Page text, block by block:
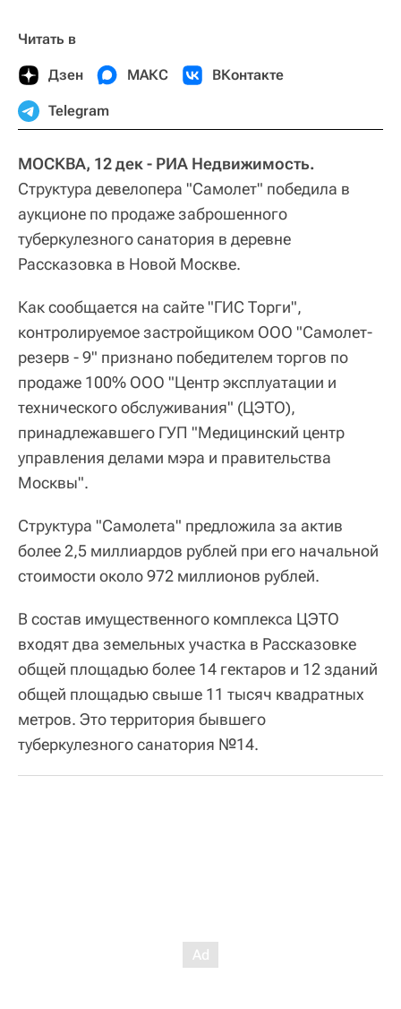
Читать в
Дзен МАКС ВКонтакте
Telegram
МОСКВА, 12 дек - РИА Недвижимость.
Структура девелопера "Самолет" победила в
аукционе по продаже заброшенного
туберкулезного санатория в деревне
Рассказовка в Новой Москве.
Как сообщается на сайте "ГИС Торги",
контролируемое застройщиком ООО "Самолет-
резерв - 9" признано победителем торгов по
продаже 100% ООО "Центр эксплуатации и
технического обслуживания" (ЦЭТО),
принадлежавшего ГУП "Медицинский центр
управления делами мэра и правительства
Москвы".
Структура "Самолета" предложила за актив
более 2,5 миллиардов рублей при его начальной
стоимости около 972 миллионов рублей.
В состав имущественного комплекса ЦЭТО
входят два земельных участка в Рассказовке
общей площадью более 14 гектаров и 12 зданий
общей площадью свыше 11 тысяч квадратных
метров. Это территория бывшего
туберкулезного санатория №14.